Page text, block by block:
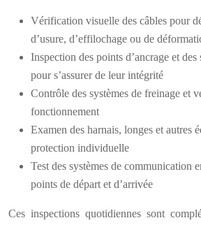
Vérification visuelle des câbles pour
d’usure, d’effilochage ou de
Inspection des points d’ancrage et
pour s’assurer de leur intégrité
Contrôle des systèmes de freinage et
fonctionnement
Examen des harnais, longes et autres
protection individuelle
Test des systèmes de communication
points de départ et d’arrivée
Ces inspections quotidiennes sont